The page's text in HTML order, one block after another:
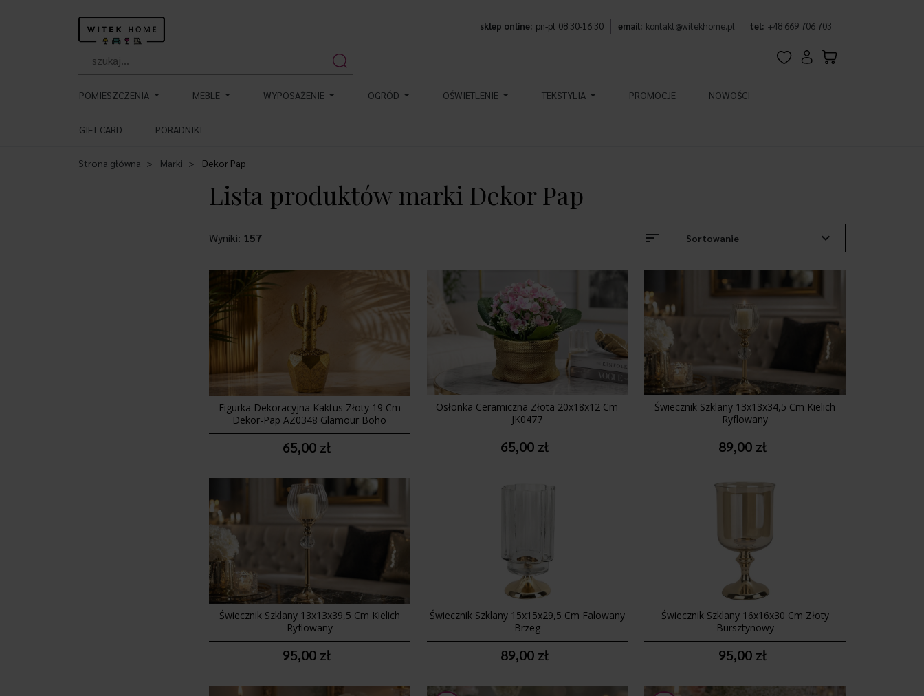
sklep online: pn-pt 08:30-16:30 email: kontakt@witekhome.pl tel: +48 669 706 703
POMIESZCZENIA MEBLE WYPOSAŻENIE OGRÓD OŚWIETLENIE TEKSTYLIA PROMOCJE NOWOŚCI
GIFT CARD PORADNIKI
Strona główna Marki Dekor Pap
Lista produktów marki Dekor Pap
Wyniki: 157 sort Sortowanie expand_more
Figurka Dekoracyjna Kaktus Złoty 19 Cm
Dekor-Pap AZ0348 Glamour Boho
65,00 zł
Osłonka Ceramiczna Złota 20x18x12 Cm
JK0477
65,00 zł
Świecznik Szklany 13x13x34,5 Cm Kielich
Ryflowany
89,00 zł
Świecznik Szklany 13x13x39,5 Cm Kielich
Ryflowany
95,00 zł
Świecznik Szklany 15x15x29,5 Cm Falowany
Brzeg
89,00 zł
Świecznik Szklany 16x16x30 Cm Złoty
Bursztynowy
95,00 zł